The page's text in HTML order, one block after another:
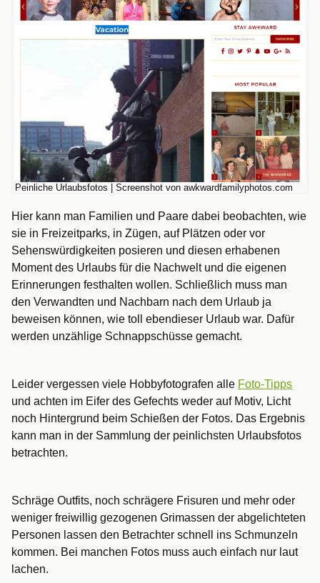
Peinliche Urlaubsfotos | Screenshot von awkwardfamilyphotos.com
Hier kann man Familien und Paare dabei beobachten, wie
sie in Freizeitparks, in Zügen, auf Plätzen oder vor
Sehenswürdigkeiten posieren und diesen erhabenen
Moment des Urlaubs für die Nachwelt und die eigenen
Erinnerungen festhalten wollen. Schließlich muss man
den Verwandten und Nachbarn nach dem Urlaub ja
beweisen können, wie toll ebendieser Urlaub war. Dafür
werden unzählige Schnappschüsse gemacht.
Leider vergessen viele Hobbyfotografen alle Foto-Tipps
und achten im Eifer des Gefechts weder auf Motiv, Licht
noch Hintergrund beim Schießen der Fotos. Das Ergebnis
kann man in der Sammlung der peinlichsten Urlaubsfotos
betrachten.
Schräge Outfits, noch schrägere Frisuren und mehr oder
weniger freiwillig gezogenen Grimassen der abgelichteten
Personen lassen den Betrachter schnell ins Schmunzeln
kommen. Bei manchen Fotos muss auch einfach nur laut
lachen.